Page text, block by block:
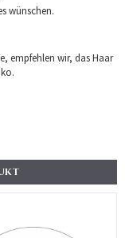
wünschen.
empfehlen wir, das Haar